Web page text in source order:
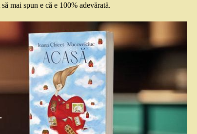
mai spun e că e 100% adevărată.